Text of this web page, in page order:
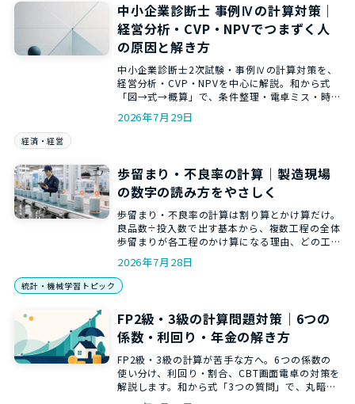
中小企業診断士 事例Ⅳの計算対策｜
経営分析・CVP・NPVでつまずく人
の原因と解き方
中小企業診断士2次試験・事例Ⅳの計算対策を、
経営分析・CVP・NPVを中心に解説。和から式
「図→式→概算」で、条件整理・電卓ミス・時
間配分のつまずきを減らします。
2026年7月29日
経済・経営
歩留まり・不良率の計算｜製造現場
の数字の読み方をやさしく
歩留まり・不良率の計算は割り算とかけ算だけ。
良品数÷投入数で出す基本から、複数工程の全体
歩留まりが各工程のかけ算になる理由、どの工
程を改善すべきかの見方まで、和からの講師が
やさしく解説します。
2026年7月28日
統計・機械学習トピック
FP2級・3級の計算問題対策｜6つの
係数・利回り・年金の解き方
FP2級・3級の計算が苦手な方へ。6つの係数の
使い分け、利回り・割合、CBT画面電卓の対策を
解説します。和から式「3つの質問」で、丸暗記
せずに式を選ぶコツが分かります。